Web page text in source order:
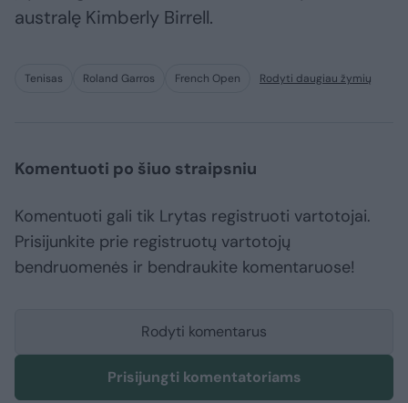
australę Kimberly Birrell.
Tenisas Roland Garros French Open Rodyti daugiau žymių
Komentuoti po šiuo straipsniu
Komentuoti gali tik Lrytas registruoti vartotojai.
Prisijunkite prie registruotų vartotojų
bendruomenės ir bendraukite komentaruose!
Rodyti komentarus
Prisijungti komentatoriams